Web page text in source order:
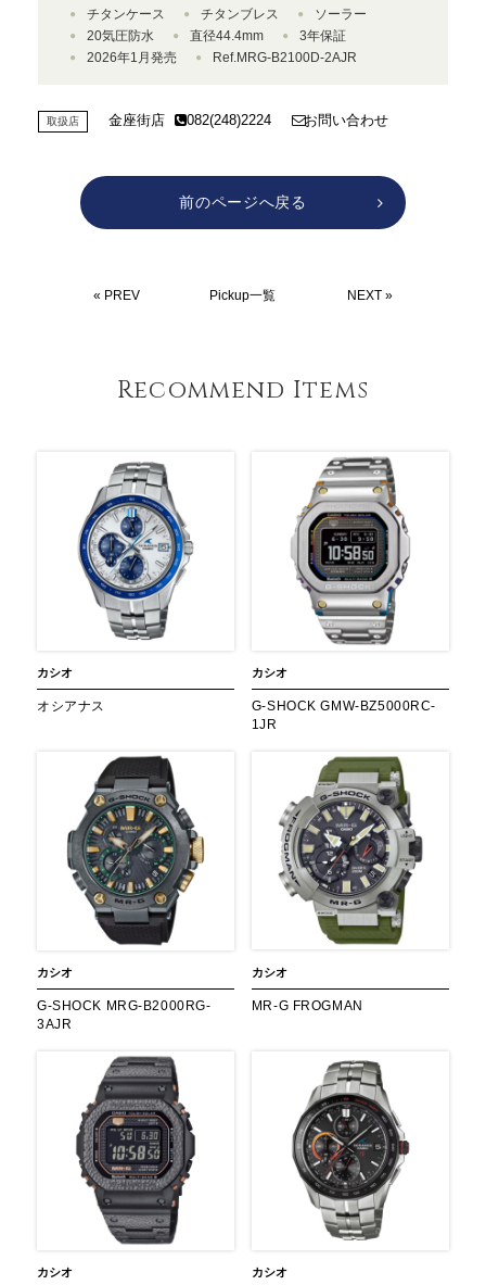
チタンケース チタンブレス
ソーラー
20気圧防水
直径44.4mm
3年保証
2026年1月発売
Ref.MRG-B2100D-2AJR
取扱店 金座街店 082(248)2224 お問い合わせ
前のページへ戻る
« PREV Pickup一覧 NEXT »
Recommend Items
カシオ
オシアナス
カシオ
G-SHOCK GMW-BZ5000RC-
1JR
カシオ
G-SHOCK MRG-B2000RG-
3AJR
カシオ
MR-G FROGMAN
カシオ カシオ